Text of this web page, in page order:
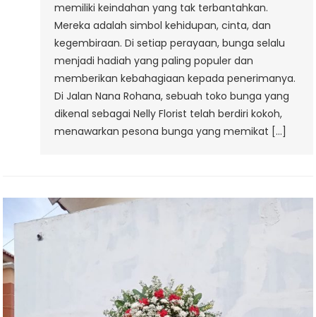
memiliki keindahan yang tak terbantahkan.
Mereka adalah simbol kehidupan, cinta, dan
kegembiraan. Di setiap perayaan, bunga selalu
menjadi hadiah yang paling populer dan
memberikan kebahagiaan kepada penerimanya.
Di Jalan Nana Rohana, sebuah toko bunga yang
dikenal sebagai Nelly Florist telah berdiri kokoh,
menawarkan pesona bunga yang memikat […]